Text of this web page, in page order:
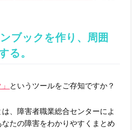
ブックを作り、周囲
る。
というツールをご存知ですか？
、障害者職業総合センターによ
たの障害をわかりやすくまとめ